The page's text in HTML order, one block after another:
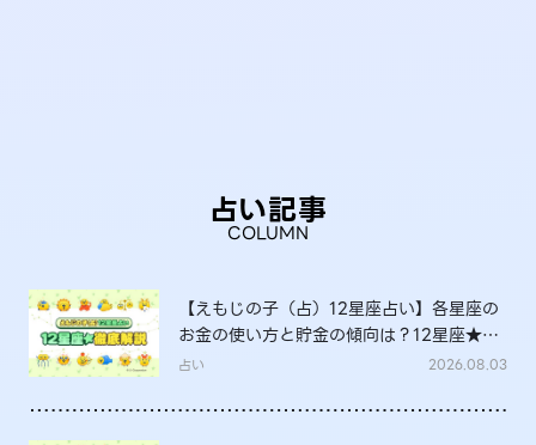
占い記事
COLUMN
【えもじの子（占）12星座占い】各星座の
お金の使い方と貯金の傾向は？12星座★徹
底解説
占い 2026.08.03